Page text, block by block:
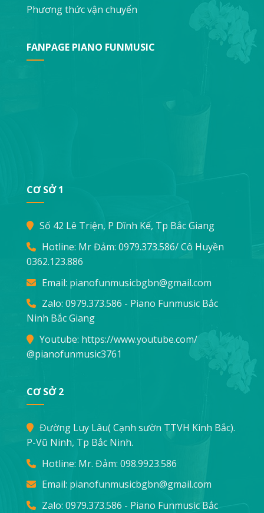
Phương thức vận chuyển
FANPAGE PIANO FUNMUSIC
CƠ SỞ 1
Số 42 Lê Triện, P Dĩnh Kế, Tp Bắc Giang
Hotline: Mr Đảm: 0979.373.586/ Cô Huyền
0362.123.886
Email: pianofunmusicbgbn@gmail.com
Zalo: 0979.373.586 - Piano Funmusic Bắc
Ninh Bắc Giang
Youtube: https://www.youtube.com/
@pianofunmusic3761
CƠ SỞ 2
Đường Luy Lâu( Cạnh sườn TTVH Kinh Bắc).
P-Vũ Ninh, Tp Bắc Ninh.
Hotline: Mr. Đảm: 098.9923.586
Email: pianofunmusicbgbn@gmail.com
Zalo: 0979.373.586 - Piano Funmusic Bắc